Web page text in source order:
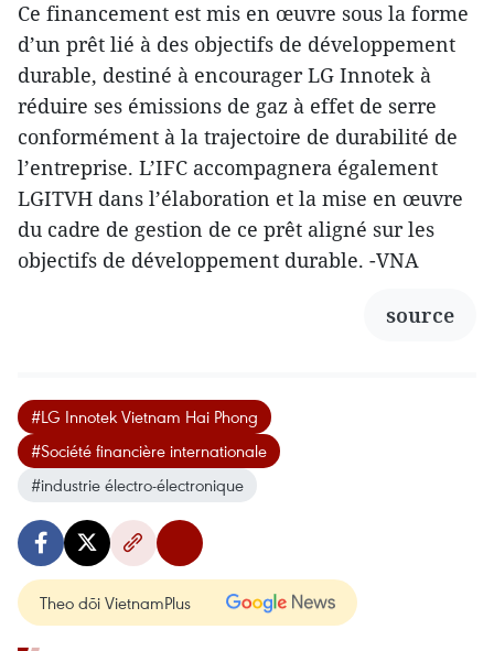
Ce financement est mis en œuvre sous la forme
d’un prêt lié à des objectifs de développement
durable, destiné à encourager LG Innotek à
réduire ses émissions de gaz à effet de serre
conformément à la trajectoire de durabilité de
l’entreprise. L’IFC accompagnera également
LGITVH dans l’élaboration et la mise en œuvre
du cadre de gestion de ce prêt aligné sur les
objectifs de développement durable. -VNA
source
#LG Innotek Vietnam Hai Phong
#Société financière internationale
#industrie électro-électronique
Theo dõi VietnamPlus